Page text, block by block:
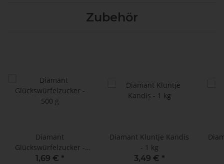
Zubehör
Diamant
Glückswürfelzucker -
500 g
1,69 € *
Diamant Kluntje Kandis
- 1 kg
3,49 € *